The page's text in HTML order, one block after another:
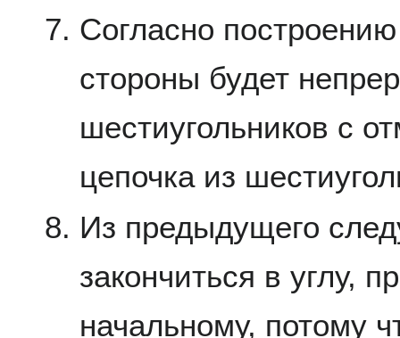
Согласно
стороны будет
шестиугольников с
цепочка из
Из предыдущего
закончиться в углу,
начальному, потому